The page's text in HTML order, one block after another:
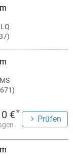
€*
Prüfen